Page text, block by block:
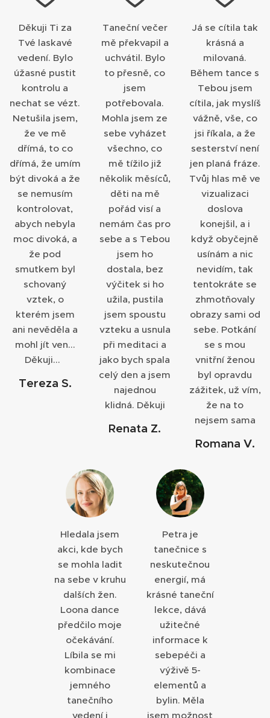
Děkuji Ti za
Tvé laskavé
vedení. Bylo
úžasné pustit
kontrolu a
nechat se vézt.
Netušila jsem,
že ve mě
dřímá, to co
dřímá, že umím
být divoká a že
se nemusím
kontrolovat,
abych nebyla
moc divoká, a
že pod
smutkem byl
schovaný
vztek, o
kterém jsem
ani nevěděla a
mohl jít ven...
Děkuji...
Tereza S.
Taneční večer
mě překvapil a
uchvátil. Bylo
to přesně, co
jsem
potřebovala.
Mohla jsem ze
sebe vyházet
všechno, co
mě tížilo již
několik měsíců,
děti na mě
pořád visí a
nemám čas pro
sebe a s Tebou
jsem ho
dostala, bez
výčitek si ho
užila, pustila
jsem spoustu
vzteku a usnula
při meditaci a
jako bych spala
celý den a jsem
najednou
klidná. Děkuji
Renata Z.
Já se cítila tak
krásná a
milovaná.
Během tance s
Tebou jsem
cítila, jak myslíš
vážně, vše, co
jsi říkala, a že
sesterství není
jen planá fráze.
Tvůj hlas mě ve
vizualizaci
doslova
konejšil, a i
když obyčejně
usínám a nic
nevidím, tak
tentokráte se
zhmotňovaly
obrazy sami od
sebe. Potkání
se s mou
vnitřní ženou
byl opravdu
zážitek, už vím,
že na to
nejsem sama
Romana V.
Hledala jsem
akci, kde bych
se mohla ladit
na sebe v kruhu
dalších žen.
Loona dance
předčilo moje
očekávání.
Líbila se mi
kombinace
jemného
tanečního
vedení i
Petra je
tanečnice s
neskutečnou
energií, má
krásné taneční
lekce, dává
užitečné
informace k
sebepéči a
výživě 5-
elementů a
bylin. Měla
jsem možnost